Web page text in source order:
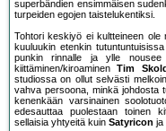
superbändien ensimmäisen
turpeiden egojen taistelukentiksi.
Tohtori keskiyö ei kultteineen
kuuluukin etenkin
punkin rinnalle ja ylle nousee
kiittäminen/kiroaminenTim Skold
studiossa on ollut selvästi
vahva persoona, minkä johdosta
kenenkään varsinainen
edesauttaa puolestaan toinen
sellaisia yhtyeitä kuin Satyricon ja